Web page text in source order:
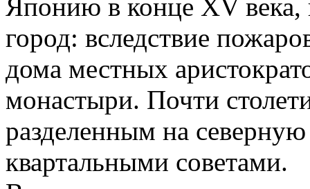
Японию в конце XV
город: вследствие
дома местных
монастыри. Почти
разделенным на
квартальными советами.